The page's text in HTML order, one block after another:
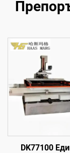
DK77100